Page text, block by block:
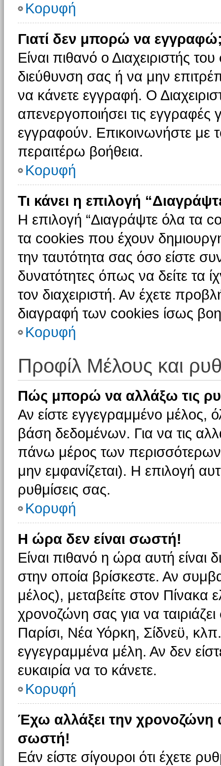
Κορυφή
Γιατί δεν μπορώ να
Είναι πιθανό ο Διαχειριστής
διεύθυνση σας ή να μην
να κάνετε εγγραφή. Ο
απενεργοποιήσει τις εγγραφές
εγγραφούν. Επικοινωνήστε με
περαιτέρω βοήθεια.
Κορυφή
Τι κάνει η επιλογή
Η επιλογή “Διαγράψτε όλα τα
τα cookies που έχουν
την ταυτότητα σας όσο είστε
δυνατότητες όπως να δείτε τα
τον διαχειριστή. Αν έχετε
διαγραφή των cookies ίσως
Κορυφή
Προφίλ Μέλους και
Πώς μπορώ να αλλάξω τις
Αν είστε εγγεγραμμένο μέλος,
βάση δεδομένων. Για να τις
πάνω μέρος των περισσότερων
μην εμφανίζεται). Η επιλογή
ρυθμίσεις σας.
Κορυφή
Η ώρα δεν είναι σωστή!
Είναι πιθανό η ώρα αυτή είναι
στην οποία βρίσκεστε. Αν
μέλος), μεταβείτε στον Πίνακα
χρονοζώνη σας για να
Παρίσι, Νέα Υόρκη, Σίδνεϋ,
εγγεγραμμένα μέλη. Αν δεν
ευκαιρία να το κάνετε.
Κορυφή
Έχω αλλάξει την χρονοζώνη
σωστή!
Εάν είστε σίγουροι ότι έχετε